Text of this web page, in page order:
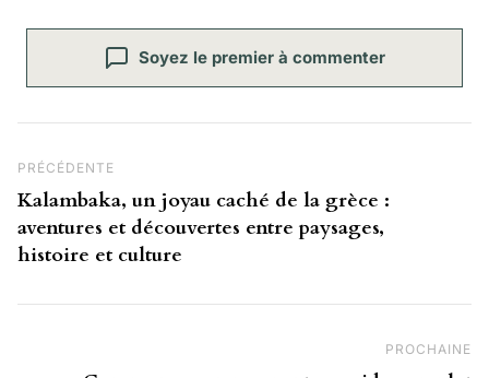
Soyez le premier à commenter
Post Précédent
PRÉCÉDENTE
Kalambaka, un joyau caché de la grèce :
aventures et découvertes entre paysages,
histoire et culture
PROCHAINE